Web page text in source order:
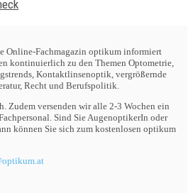
Online-Fachmagazin optikum informiert
kontinuierlich zu den Themen Optometrie,
Kontaktlinsenoptik, vergrößernde
Recht und Berufspolitik.
Zudem versenden wir alle 2-3 Wochen ein
Sind Sie AugenoptikerIn oder
können Sie sich zum kostenlosen optikum